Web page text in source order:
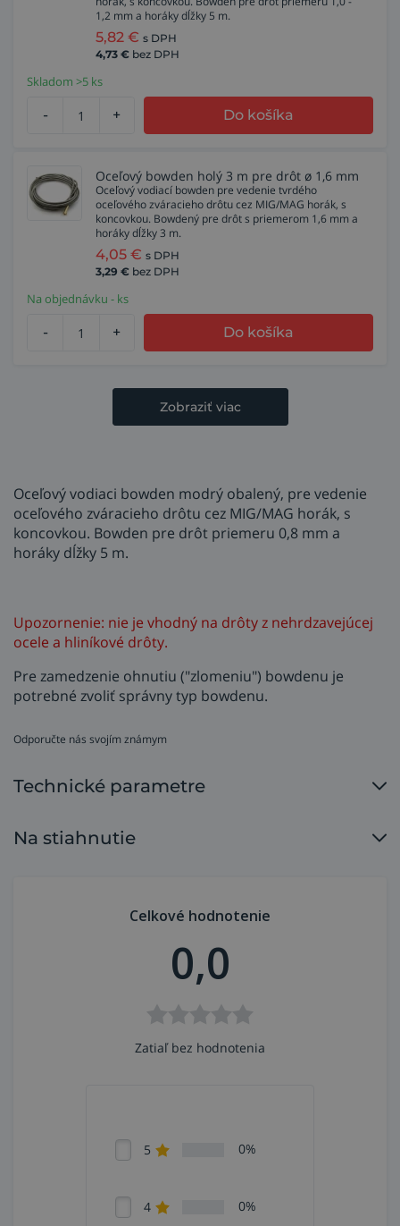
1,2 mm a horáky dĺžky 5 m.
5,82 € s DPH
4,73 € bez DPH
Skladom >5 ks
- + Do košíka
Oceľový bowden holý 3 m pre drôt ø 1,6 mm
Oceľový vodiací bowden pre vedenie tvrdého
oceľového zváracieho drôtu cez MIG/MAG horák, s
koncovkou. Bowdený pre drôt s priemerom 1,6 mm a
horáky dĺžky 3 m.
4,05 € s DPH
3,29 € bez DPH
Na objednávku - ks
- + Do košíka
Zobraziť viac
Oceľový vodiaci bowden modrý obalený, pre vedenie
oceľového zváracieho drôtu cez MIG/MAG horák, s
koncovkou. Bowden pre drôt priemeru 0,8 mm a
horáky dĺžky 5 m.
Upozornenie: nie je vhodný na drôty z nehrdzavejúcej
ocele a hliníkové drôty.
Pre zamedzenie ohnutiu ("zlomeniu") bowdenu je
potrebné zvoliť správny typ bowdenu.
Odporučte nás svojím známym
Technické parametre
Na stiahnutie
Celkové hodnotenie
0,0
Zatiaľ bez hodnotenia
5 0%
4 0%